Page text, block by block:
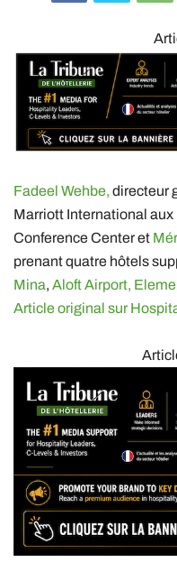
Fadeel Wehbe, directeur
Marriott International aux
Conference Center et
prenant quatre hôtels
Mina, Aloft Airport,
Article original sur